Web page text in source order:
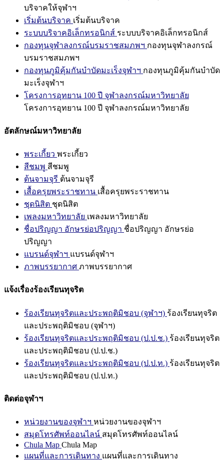
บริจาคให้จุฬาฯ
เริ่มต้นบริจาค เริ่มต้นบริจาค
ระบบบริจาคอิเล็กทรอนิกส์ ระบบบริจาคอิเล็กทรอนิกส์
กองทุนจุฬาลงกรณ์บรมราชสมภพฯ กองทุนจุฬาลงกรณ์
บรมราชสมภพฯ
กองทุนภูมิคุ้มกันบำบัดมะเร็งจุฬาฯ กองทุนภูมิคุ้มกันบำบัด
มะเร็งจุฬาฯ
โครงการอุทยาน 100 ปี จุฬาลงกรณ์มหาวิทยาลัย
โครงการอุทยาน 100 ปี จุฬาลงกรณ์มหาวิทยาลัย
อัตลักษณ์มหาวิทยาลัย
พระเกี้ยว พระเกี้ยว
สีชมพู สีชมพู
ต้นจามจุรี ต้นจามจุรี
เสื้อครุยพระราชทาน เสื้อครุยพระราชทาน
ชุดนิสิต ชุดนิสิต
เพลงมหาวิทยาลัย เพลงมหาวิทยาลัย
ชื่อปริญญา อักษรย่อปริญญา ชื่อปริญญา อักษรย่อ
ปริญญา
แบรนด์จุฬาฯ แบรนด์จุฬาฯ
ภาพบรรยากาศ ภาพบรรยากาศ
แจ้งเรื่องร้องเรียนทุจริต
ร้องเรียนทุจริตและประพฤติมิชอบ (จุฬาฯ) ร้องเรียนทุจริต
และประพฤติมิชอบ (จุฬาฯ)
ร้องเรียนทุจริตและประพฤติมิชอบ (ป.ป.ช.) ร้องเรียนทุจริต
และประพฤติมิชอบ (ป.ป.ช.)
ร้องเรียนทุจริตและประพฤติมิชอบ (ป.ป.ท.) ร้องเรียนทุจริต
และประพฤติมิชอบ (ป.ป.ท.)
ติดต่อจุฬาฯ
หน่วยงานของจุฬาฯ หน่วยงานของจุฬาฯ
สมุดโทรศัพท์ออนไลน์ สมุดโทรศัพท์ออนไลน์
Chula Map Chula Map
แผนที่และการเดินทาง แผนที่และการเดินทาง